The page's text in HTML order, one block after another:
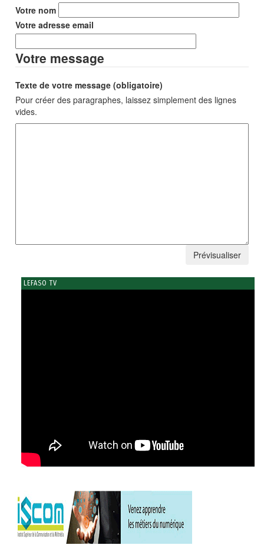
Votre nom
Votre adresse email
Votre message
Texte de votre message (obligatoire)
Pour créer des paragraphes, laissez simplement des lignes
vides.
LEFASO TV